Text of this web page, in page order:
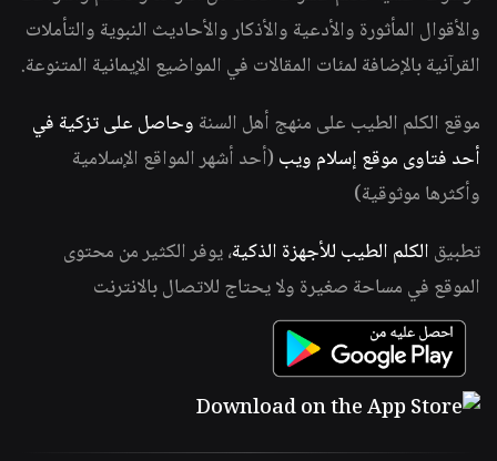
والأقوال المأثورة والأدعية والأذكار والأحاديث النبوية والتأملات
القرآنية بالإضافة لمئات المقالات في المواضيع الإيمانية المتنوعة.
موقع الكلم الطيب على منهج أهل السنة وحاصل على تزكية في
أحد فتاوى موقع إسلام ويب (أحد أشهر المواقع الإسلامية
وأكثرها موثوقية)
تطبيق الكلم الطيب للأجهزة الذكية، يوفر الكثير من محتوى
الموقع في مساحة صغيرة ولا يحتاج للاتصال بالانترنت